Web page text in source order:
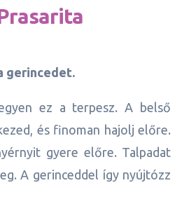
gerincedet.
ez a terpesz. A belső
és finoman hajolj előre.
gyere előre. Talpadat
A gerinceddel így nyújtózz